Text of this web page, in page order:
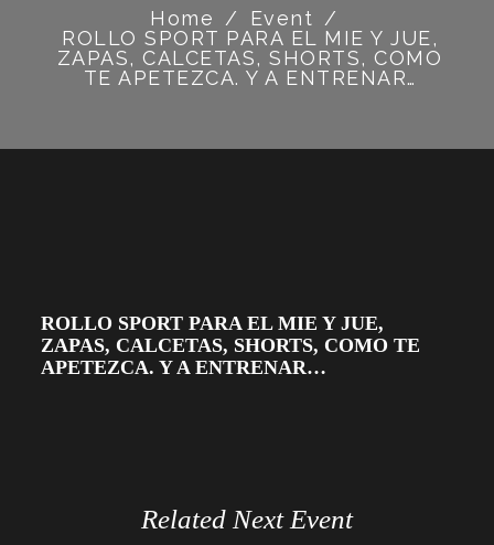
Home / Event /
ROLLO SPORT PARA EL MIE Y JUE,
ZAPAS, CALCETAS, SHORTS, COMO
TE APETEZCA. Y A ENTRENAR…
ROLLO SPORT PARA EL MIE Y JUE,
ZAPAS, CALCETAS, SHORTS, COMO TE
APETEZCA. Y A ENTRENAR…
Related Next Event